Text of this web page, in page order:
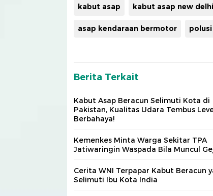
kabut asap kabut asap new delhi
asap kendaraan bermotor
Berita Terkait
Kabut Asap Beracun Selimuti Kota di
Pakistan, Kualitas Udara Tembus
Berbahaya!
Kemenkes Minta Warga Sekitar TPA
Jatiwaringin Waspada Bila Muncul
Cerita WNI Terpapar Kabut Beracun
Selimuti Ibu Kota India